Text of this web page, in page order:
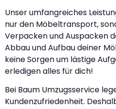
Unser umfangreiches
nur den Möbeltransport,
Verpacken und Auspacken
Abbau und Aufbau deiner
keine Sorgen um lästige
erledigen alles für dich!
Bei Baum Umzugsservice
Kundenzufriedenheit.